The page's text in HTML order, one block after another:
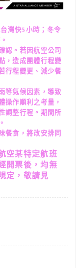
灣快5 小時；冬令
認。若因航空公司
，造成團體行程變
行程變更、減少餐
等氣候因素，導致
操作順利之考量，
調整行程。期間所
餐食，將改安排同
空某特定航班
開票後，均無
定，敬請見